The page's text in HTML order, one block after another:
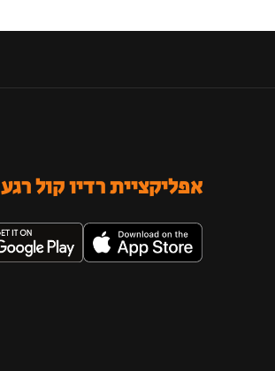
אפליקציית רדיו קול רגע